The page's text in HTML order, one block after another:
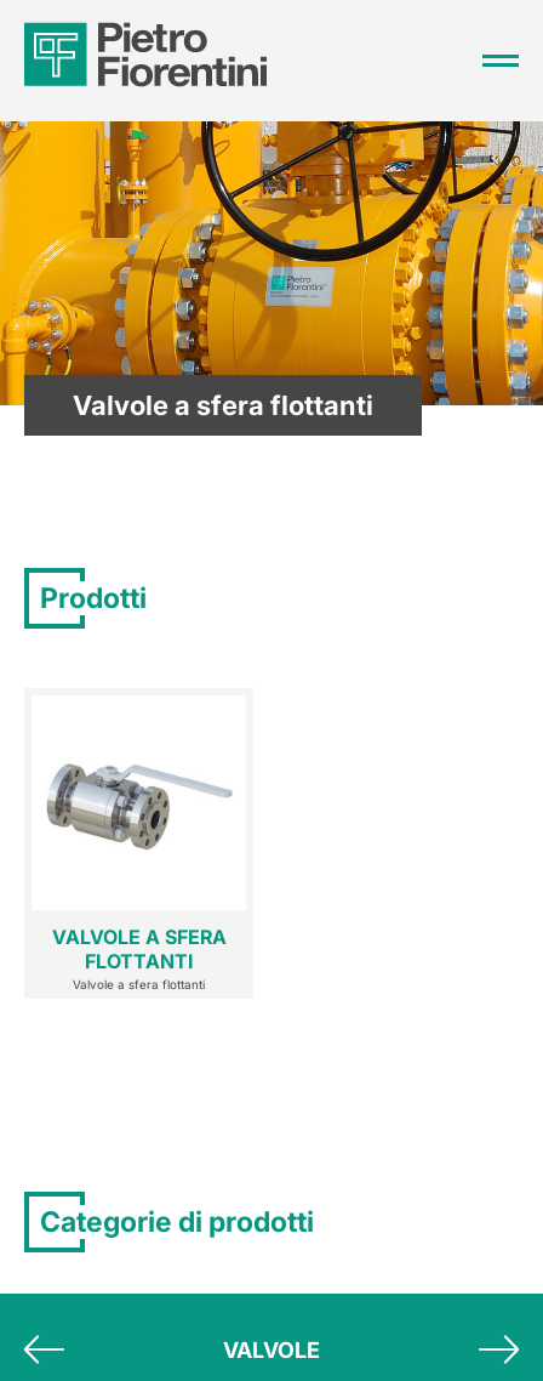
Valvole a sfera flottanti
Prodotti
VALVOLE A SFERA
FLOTTANTI
Valvole a sfera flottanti
Categorie di prodotti
VALVOLE